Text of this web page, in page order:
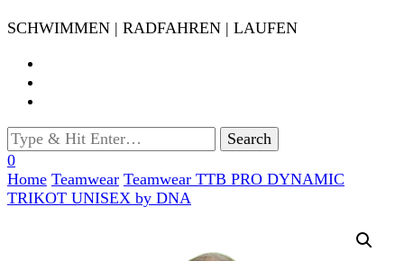
SCHWIMMEN | RADFAHREN | LAUFEN
Looking
for
Something?
0
Home Teamwear Teamwear TTB PRO DYNAMIC
TRIKOT UNISEX by DNA